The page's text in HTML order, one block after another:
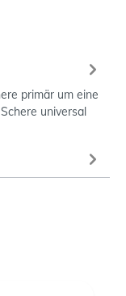
primär um eine
universal